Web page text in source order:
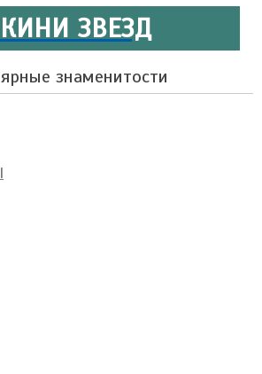
ЗВЕЗД
знаменитости